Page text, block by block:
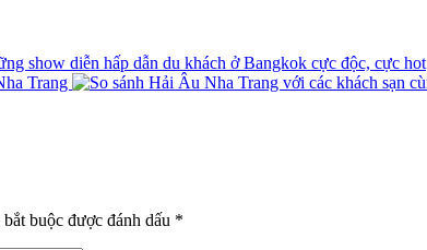
show diễn hấp dẫn du khách ở Bangkok cực độc, cực hot
Trang
buộc được đánh dấu *